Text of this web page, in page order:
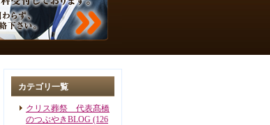
カテゴリ一覧
クリス葬祭 代表髙橋
のつぶやきBLOG (126